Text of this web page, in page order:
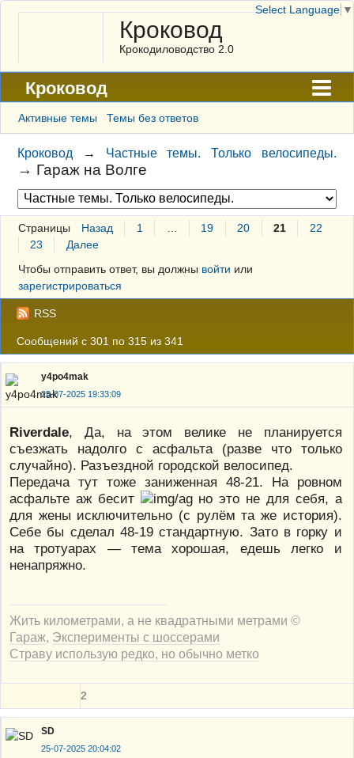
Кроковод
Крокодиловодство 2.0
Кроковод
Форум
Архив
ГАЛЕРЕЯ
Правила
Поиск
Регистрация
Вход
Активные темы Темы без ответов
Кроковод → Частные темы. Только велосипеды.
→ Гараж на Волге
Страницы Назад 1 19 20 21
22
23
Далее
Чтобы отправить ответ, вы должны войти или
зарегистрироваться
RSS
Сообщений с 301 по 315 из 341
y4po4mak
25-07-2025 19:33:09
Riverdale, Да, на этом велике не планируется
съезжать надолго с асфальта (разве что только
случайно). Разъездной городской велосипед.
Передача тут тоже заниженная 48-21. На ровном
асфальте аж бесит
но это не для себя, а
для жены исключительно (с рулём та же история).
Себе бы сделал 48-19 стандартную. Зато в горку и
на тротуарах — тема хорошая, едешь легко и
ненапряжно.
Жить километрами, а не квадратными метрами ©
Гараж Эксперименты с шоссерами
Страву использую редко, но обычно метко
2
SD
25-07-2025 20:04:02
Select Language ▼